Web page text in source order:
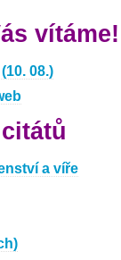
vítáme!
08.)
a víře